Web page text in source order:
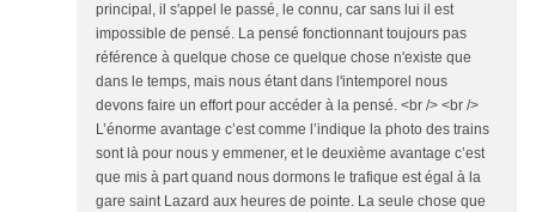
principal, il s'appel le passé, le connu, car sans lui il est
impossible de pensé. La pensé fonctionnant toujours pas
référence à quelque chose ce quelque chose n'existe que
dans le temps, mais nous étant dans l'intemporel nous
devons faire un effort pour accéder à la pensé. <br /> <br />
L’énorme avantage c’est comme l’indique la photo des trains
sont là pour nous y emmener, et le deuxième avantage c’est
que mis à part quand nous dormons le trafique est égal à la
gare saint Lazard aux heures de pointe. La seule chose que